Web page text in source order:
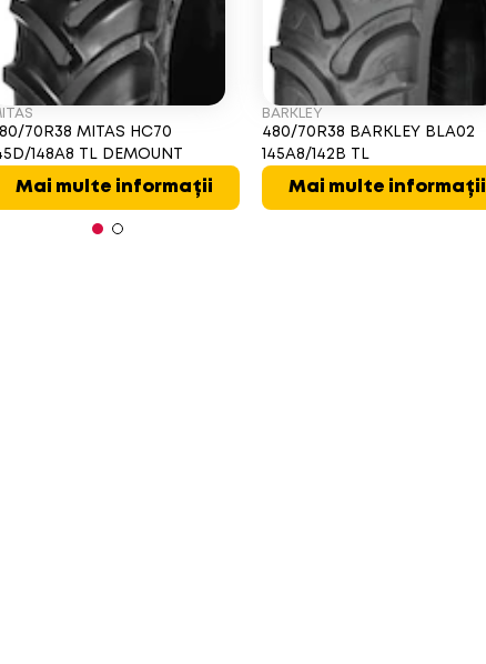
70R38 MITAS HC70
148A8 TL DEMOUNT
Mai multe informații
BARKLEY
480/70R38 BARKLEY BLA02
145A8/142B TL
Mai multe informații